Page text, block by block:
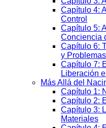
Capítulo 4:
Control
Capítulo 5:
Conciencia
Capítulo 6:
y Problemas
Capítulo 7:
Liberación
Más Allá del
Capítulo 1:
Capítulo 2:
Capítulo 3:
Materiales